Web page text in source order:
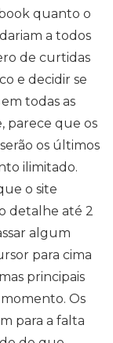
quanto o
a todos
de curtidas
e decidir se
todas as
parece que os
os últimos
ilimitado.
o site
detalhe até 2
algum
para cima
principais
Os
para a falta